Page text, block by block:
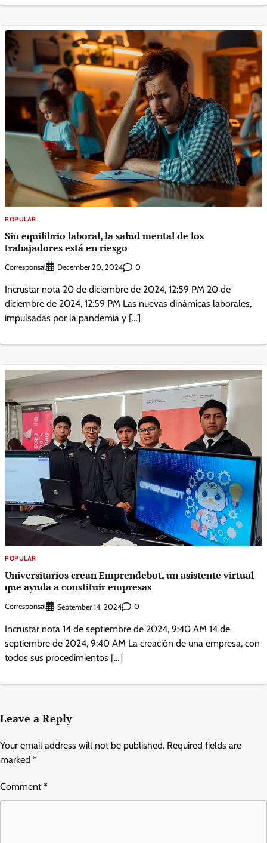
POPULAR
Sin equilibrio laboral, la salud mental de los
trabajadores está en riesgo
Corresponsal December 20, 2024 0
Incrustar nota 20 de diciembre de 2024, 12:59 PM 20 de
diciembre de 2024, 12:59 PM Las nuevas dinámicas laborales,
impulsadas por la pandemia y […]
POPULAR
Universitarios crean Emprendebot, un asistente virtual
que ayuda a constituir empresas
Corresponsal September 14, 2024 0
Incrustar nota 14 de septiembre de 2024, 9:40 AM 14 de
septiembre de 2024, 9:40 AM La creación de una empresa, con
todos sus procedimientos […]
Leave a Reply
Your email address will not be published. Required fields are
marked *
Comment*